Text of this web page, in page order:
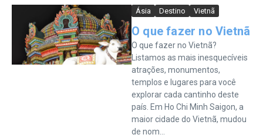
Ásia Destino Vietnã
O que fazer no Vietnã
O que fazer no Vietnã?
Listamos as mais inesquecíveis
atrações, monumentos,
templos e lugares para você
explorar cada cantinho deste
país. Em Ho Chi Minh Saigon, a
maior cidade do Vietnã, mudou
de nom...